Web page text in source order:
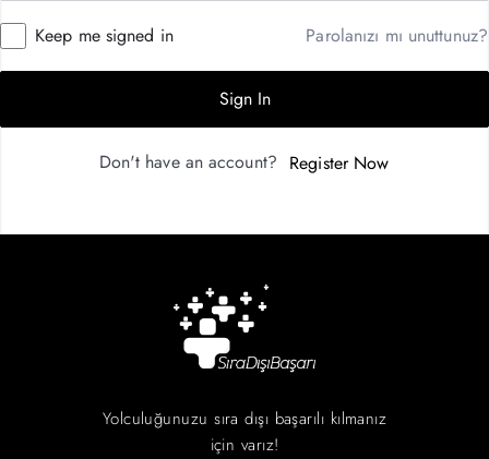
Keep me signed in Parolanızı mı unuttunuz?
Sign In
Don't have an account? Register Now
Yolculuğunuzu sıra dışı başarılı kılmanız
için varız!